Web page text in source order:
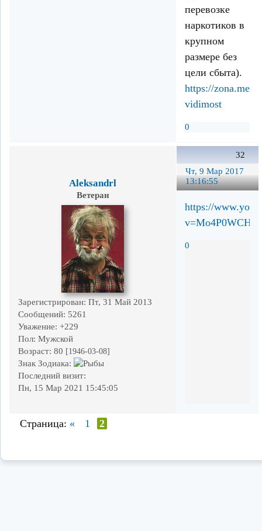
перевозке
наркотиков в
крупном
размере без
цели сбыта).
https://
vidimost
0
32
Чт, 9 Мар 2017
13:16:55
Aleksandrl
Ветеран
Зарегистрирован: Пт, 31 Май 2013
Сообщений: 5261
Уважение: +229
Пол: Мужской
Возраст: 80 [1946-03-08]
Знак Зодиака:
Последний визит:
Пн, 15 Мар 2021 15:45:05
https://
0
Страница: « 1 2